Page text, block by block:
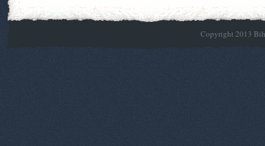
Copyright 2013